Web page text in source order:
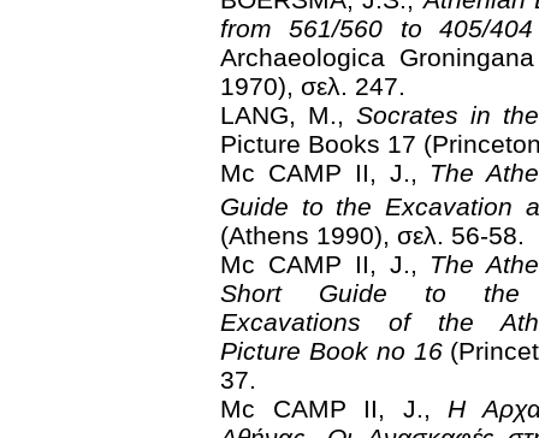
from 561/560 to 405/
Archaeologica
1970), σελ. 247.
LANG, M., Socrates in
Picture Books 17
Mc CAMP II, J., The
Guide to the Excavation
(Αthens 1990), σελ. 56-58.
Μc CAMP II, J., The
Short Guide to the
Excavations of the
Picture Book no 16
37.
Mc CAMP II, J., Η